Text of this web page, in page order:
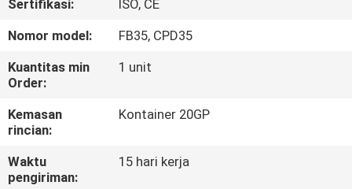
TUR
PABRIK
KONTROL
KUALITAS
SITEMAP
Sertifikasi:
ISO, CE
Nomor model:
FB35, CPD35
Kuantitas min
Order:
1 unit
Kemasan
rincian:
Kontainer 20GP
Waktu
pengiriman:
15 hari kerja